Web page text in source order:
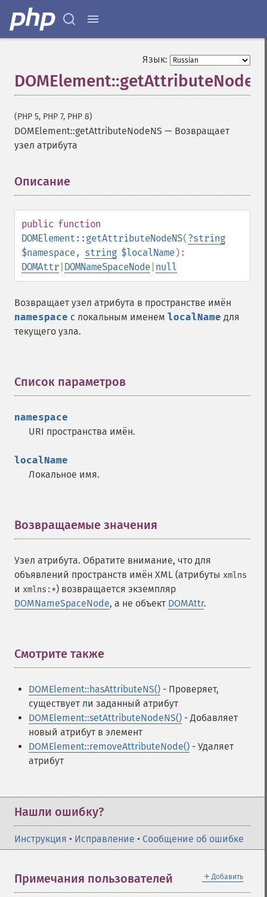
Язык:
(PHP 5, PHP 7, PHP 8)
DOMElement::getAttributeNodeNS — Возвращает
узел атрибута
Описание
public function
DOMElement::getAttributeNodeNS(?string
$namespace, string $localName):
DOMAttr DOMNameSpaceNode null
Возвращает узел атрибута в пространстве имён
namespace с локальным именем localName для
текущего узла.
Список параметров
namespace
URI пространства имён.
localName
Локальное имя.
Возвращаемые значения
Узел атрибута. Обратите внимание, что для
объявлений пространств имён XML (атрибуты xmlns
и xmlns:*) возвращается экземпляр
DOMNameSpaceNode, а не объект DOMAttr.
Смотрите также
DOMElement::hasAttributeNS() - Проверяет,
существует ли заданный атрибут
DOMElement::setAttributeNodeNS() - Добавляет
новый атрибут в элемент
DOMElement::removeAttributeNode() - Удаляет
атрибут
Нашли ошибку?
Инструкция • Исправление • Сообщение об ошибке
＋ Добавить
Примечания пользователей